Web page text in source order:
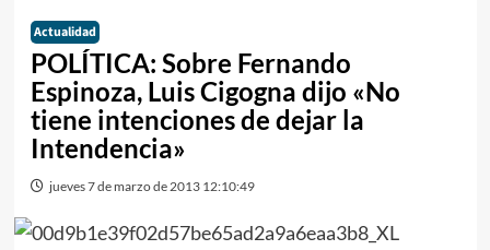
Actualidad
POLÍTICA: Sobre Fernando
Espinoza, Luis Cigogna dijo «No
tiene intenciones de dejar la
Intendencia»
jueves 7 de marzo de 2013 12:10:49